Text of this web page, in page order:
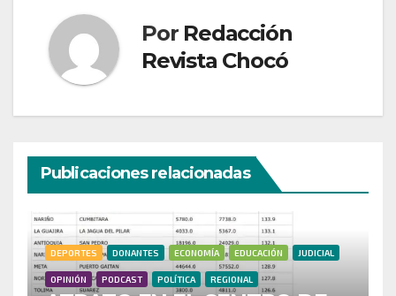
Por Redacción
Revista Chocó
Publicaciones relacionadas
DEPORTES DONANTES ECONOMÍA EDUCACIÓN JUDICIAL
OPINIÓN PODCAST POLÍTICA REGIONAL